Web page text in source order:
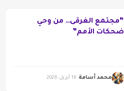
“مجتمع الغرقى… من وحي
ضحكات الأمم”
محمد أسامة 16 أبريل 2026